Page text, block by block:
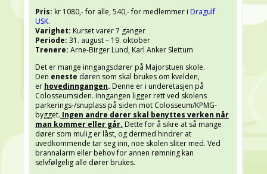
Pris: kr 1080,- for alle, 540,- for medlemmer i Dragulf
USK.
Varighet: Kurset varer 7 ganger
Periode: 31. august – 19. oktober
Trenere: Arne-Birger Lund, Karl Anker Slettum
Det er mange inngangsdører på Majorstuen skole.
Den eneste døren som skal brukes om kvelden,
er hovedinngangen. Denne er i underetasjen på
Colosseumsiden. Inngangen ligger rett ved skolens
parkerings-/snuplass på siden mot Colosseum/KPMG-
bygget. Ingen andre dører skal benyttes verken når
man kommer eller går. Dette for å sikre at så mange
dører som mulig er låst, og dermed hindrer at
uvedkommende tar seg inn, noe skolen sliter med. Ved
brannalarm eller behov for annen rømning kan
selvfølgelig alle dører brukes.